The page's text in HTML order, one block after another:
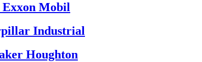
Exxon Mobil
Industrial
Houghton